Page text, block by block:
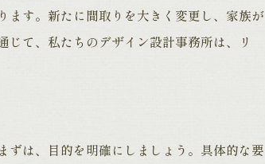
ます。新たに間取りを大きく変更し、家族が
て、私たちのデザイン設計事務所は、リ
は、目的を明確にしましょう。具体的な要